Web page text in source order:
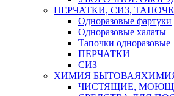
ПЕРЧАТКИ, СИЗ,
Одноразовые фартуки
Одноразовые халаты
Тапочки одноразовые
ПЕРЧАТКИ
СИЗ
ХИМИЯ БЫТОВАЯ
ЧИСТЯЩИЕ,